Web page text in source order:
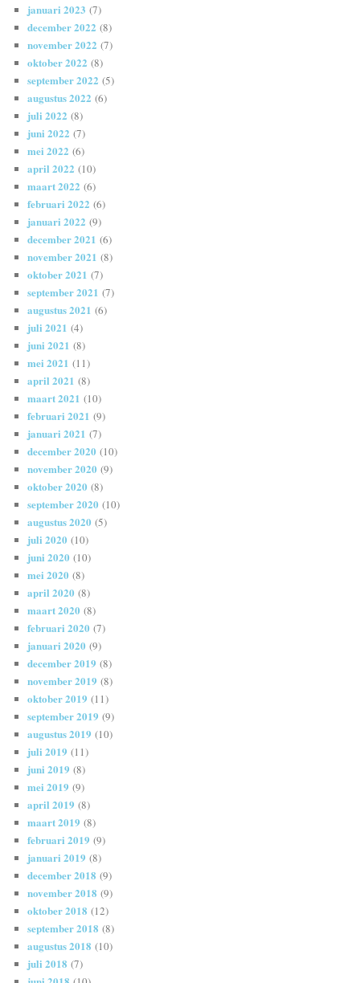
januari 2023 (7)
december 2022 (8)
november 2022 (7)
oktober 2022 (8)
september 2022 (5)
augustus 2022 (6)
juli 2022 (8)
juni 2022 (7)
mei 2022 (6)
april 2022 (10)
maart 2022 (6)
februari 2022 (6)
januari 2022 (9)
december 2021 (6)
november 2021 (8)
oktober 2021 (7)
september 2021 (7)
augustus 2021 (6)
juli 2021 (4)
juni 2021 (8)
mei 2021 (11)
april 2021 (8)
maart 2021 (10)
februari 2021 (9)
januari 2021 (7)
december 2020 (10)
november 2020 (9)
oktober 2020 (8)
september 2020 (10)
augustus 2020 (5)
juli 2020 (10)
juni 2020 (10)
mei 2020 (8)
april 2020 (8)
maart 2020 (8)
februari 2020 (7)
januari 2020 (9)
december 2019 (8)
november 2019 (8)
oktober 2019 (11)
september 2019 (9)
augustus 2019 (10)
juli 2019 (11)
juni 2019 (8)
mei 2019 (9)
april 2019 (8)
maart 2019 (8)
februari 2019 (9)
januari 2019 (8)
december 2018 (9)
november 2018 (9)
oktober 2018 (12)
september 2018 (8)
augustus 2018 (10)
juli 2018 (7)